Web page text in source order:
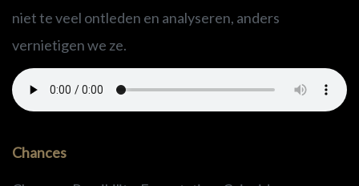
niet te veel ontleden en analyseren, anders
vernietigen we ze.
Chances